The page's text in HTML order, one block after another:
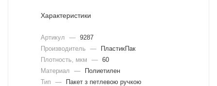
Характеристики
Артикул — 9287
Производитель
—
ПластикПак
Плотность, мкм
— 60
Материал
—
Полиетилен
Тип
—
Пакет з петлевою ручкою